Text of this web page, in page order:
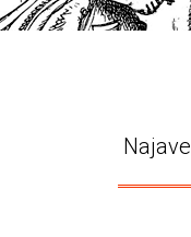
Najave